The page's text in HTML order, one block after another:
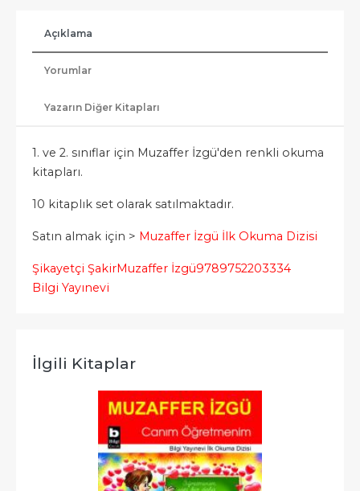
Açıklama
Yorumlar
Yazarın Diğer Kitapları
1. ve 2. sınıflar için Muzaffer İzgü'den renkli okuma
kitapları.
10 kitaplık set olarak satılmaktadır.
Satın almak için > Muzaffer İzgü İlk Okuma Dizisi
Şikayetçi ŞakirMuzaffer İzgü9789752203334
Bilgi Yayınevi
İlgili Kitaplar